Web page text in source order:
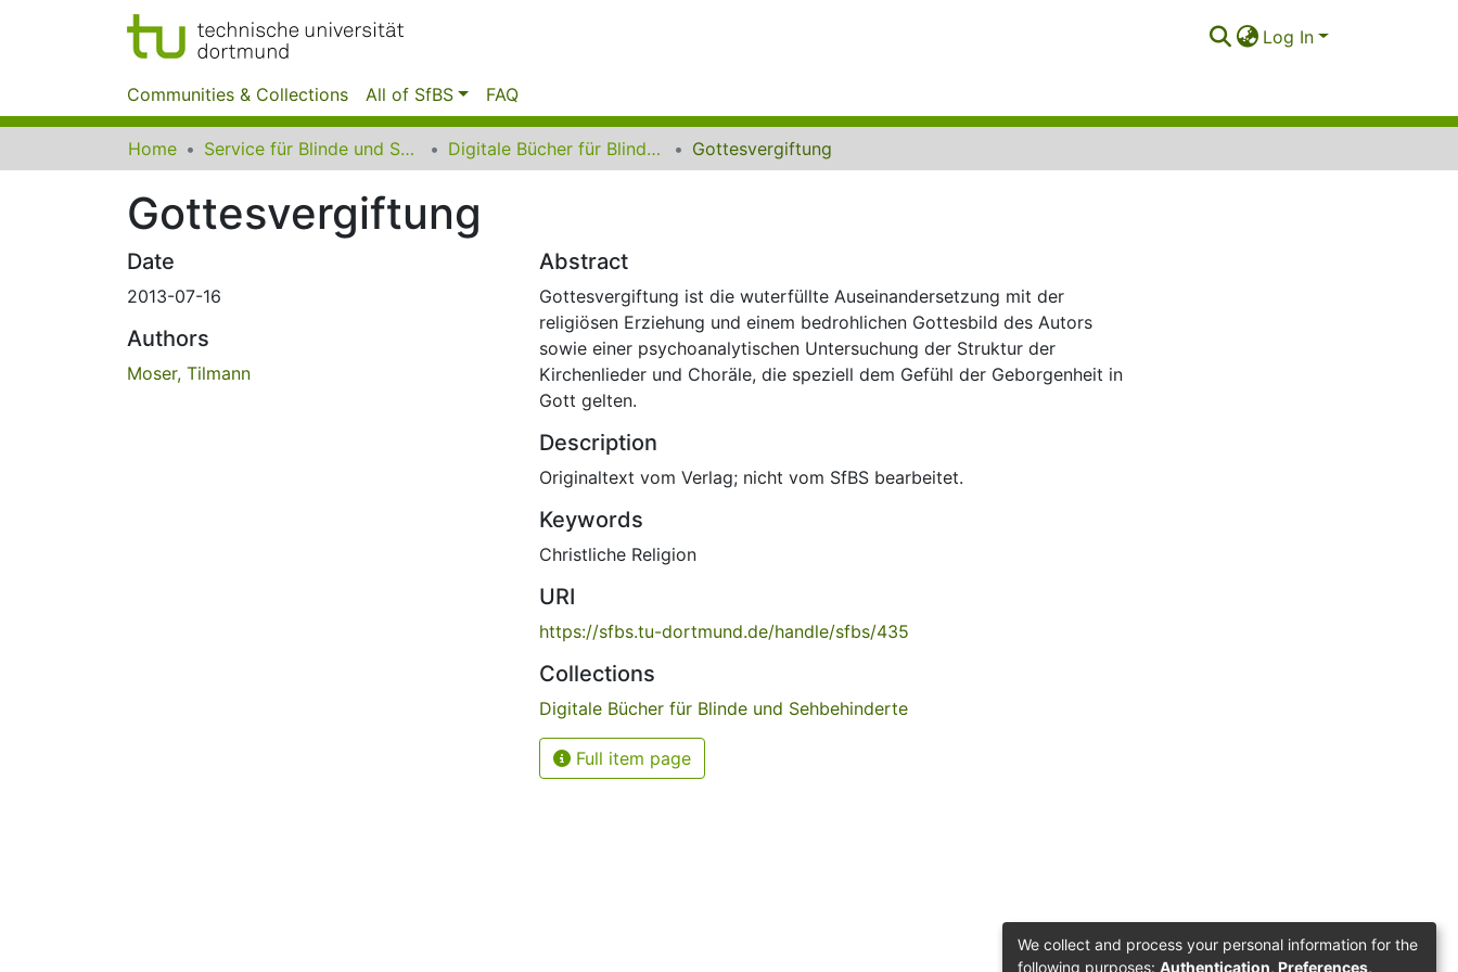
Log In
Communities & Collections All of SfBS FAQ
Home Service für Blinde und Sehbehinderte der UB Dortmund Digitale Bücher für Blinde und Sehbehinderte Gottesvergiftung
Gottesvergiftung
Date
2013-07-16
Authors
Moser, Tilmann
Abstract
Gottesvergiftung ist die wuterfüllte Auseinandersetzung mit der
religiösen Erziehung und einem bedrohlichen Gottesbild des Autors
sowie einer psychoanalytischen Untersuchung der Struktur der
Kirchenlieder und Choräle, die speziell dem Gefühl der Geborgenheit in
Gott gelten.
Description
Originaltext vom Verlag; nicht vom SfBS bearbeitet.
Keywords
Christliche Religion
URI
https://sfbs.tu-dortmund.de/handle/sfbs/435
Collections
Digitale Bücher für Blinde und Sehbehinderte
Full item page
We collect and process your personal information for the
following purposes: Authentication, Preferences,